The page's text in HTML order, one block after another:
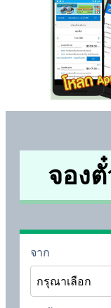
จอง